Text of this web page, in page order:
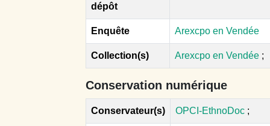
dépôt
Enquête Arexcpo en Vendée
Collection(s) Arexcpo en Vendée ;
Conservation numérique
Conservateur(s) OPCI-EthnoDoc ;